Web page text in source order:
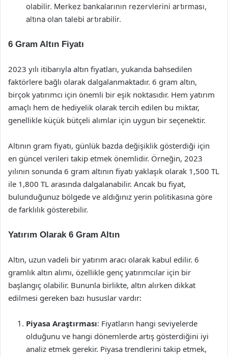
olabilir. Merkez bankalarının rezervlerini artırması,
altına olan talebi artırabilir.
6 Gram Altın Fiyatı
2023 yılı itibarıyla altın fiyatları, yukarıda bahsedilen
faktörlere bağlı olarak dalgalanmaktadır. 6 gram altın,
birçok yatırımcı için önemli bir eşik noktasıdır. Hem yatırım
amaçlı hem de hediyelik olarak tercih edilen bu miktar,
genellikle küçük bütçeli alımlar için uygun bir seçenektir.
Altının gram fiyatı, günlük bazda değişiklik gösterdiği için
en güncel verileri takip etmek önemlidir. Örneğin, 2023
yılının sonunda 6 gram altının fiyatı yaklaşık olarak 1,500 TL
ile 1,800 TL arasında dalgalanabilir. Ancak bu fiyat,
bulunduğunuz bölgede ve aldığınız yerin politikasına göre
de farklılık gösterebilir.
Yatırım Olarak 6 Gram Altın
Altın, uzun vadeli bir yatırım aracı olarak kabul edilir. 6
gramlık altın alımı, özellikle genç yatırımcılar için bir
başlangıç olabilir. Bununla birlikte, altın alırken dikkat
edilmesi gereken bazı hususlar vardır:
Piyasa Araştırması: Fiyatların hangi seviyelerde
olduğunu ve hangi dönemlerde artış gösterdiğini iyi
analiz etmek gerekir. Piyasa trendlerini takip etmek,